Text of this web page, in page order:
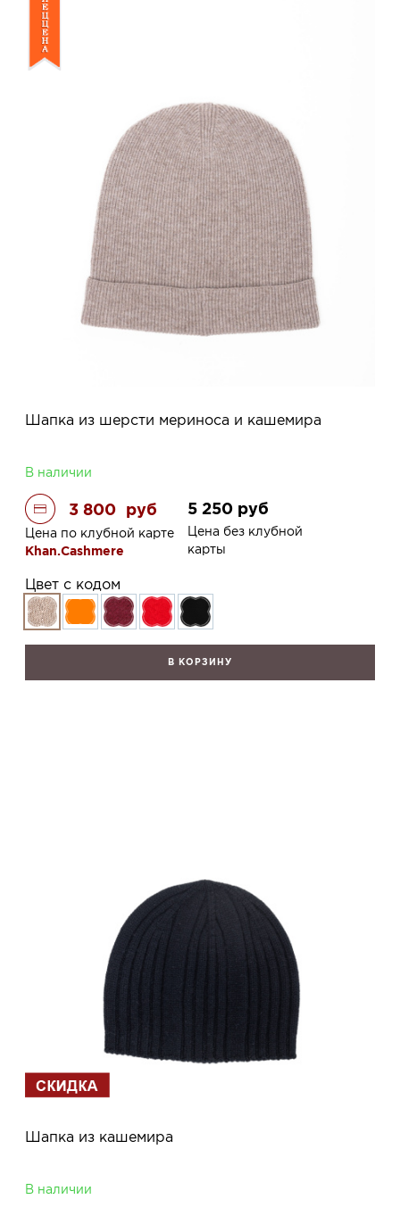
Шапка из шерсти мериноса и кашемира
В наличии
3 800 руб
Цена по клубной карте
Khan.Cashmere
5 250 руб
Цена без клубной
карты
Цвет с кодом
В КОРЗИНУ
Шапка из кашемира
В наличии